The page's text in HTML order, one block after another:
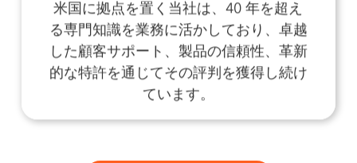
米国に拠点を置く当社は、40 年を超え
る専門知識を業務に活かしており、卓越
した顧客サポート、製品の信頼性、革新
的な特許を通じてその評判を獲得し続け
ています。